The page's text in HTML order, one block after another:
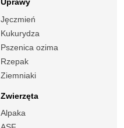
Jęczmień
Kukurydza
Pszenica ozima
Rzepak
Ziemniaki
Zwierzęta
Alpaka